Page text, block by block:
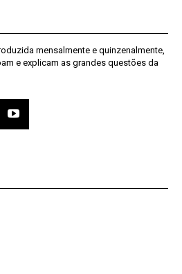
mensalmente e quinzenalmente,
e explicam as grandes questões da